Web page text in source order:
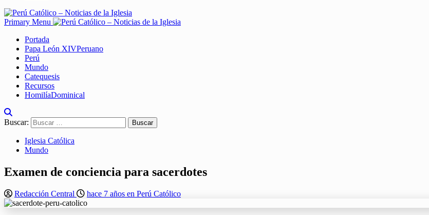
Primary Menu
Portada
Papa León XIVPeruano
Perú
Mundo
Catequesis
Recursos
HomilíaDominical
Buscar:
Iglesia Católica
Mundo
Examen de conciencia para sacerdotes
Redacción Central hace 7 años en Perú Católico